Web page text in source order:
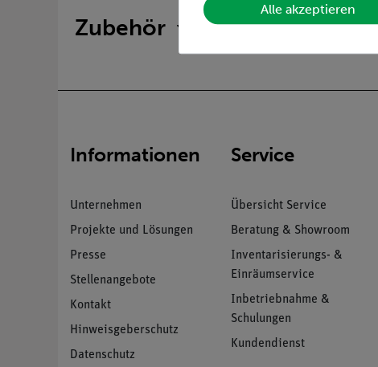
Zubehör
Informationen
Unternehmen
Projekte und Lösungen
Presse
Stellenangebote
Kontakt
Hinweisgeberschutz
Datenschutz
Service
Übersicht Service
Beratung & Showroom
Inventarisierungs- &
Einräumservice
Inbetriebnahme &
Schulungen
Kundendienst
Alle akzeptieren